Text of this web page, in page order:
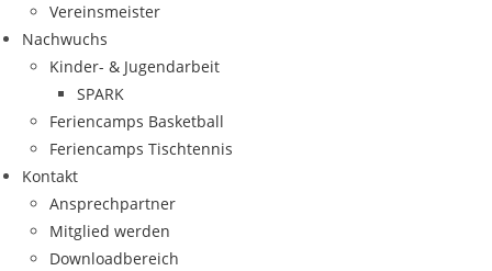
Ver­eins­meis­ter
Nach­wuchs
Kin­­der- & Jugendarbeit
SPARK
Feri­en­camps Basketball
Feri­en­camps Tischtennis
Kon­takt
Ansprech­part­ner
Mit­glied werden
Down­load­be­reich